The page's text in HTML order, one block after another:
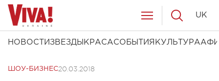
НОВОСТИ ЗВЕЗДЫ КРАСАСОБЫТИЯ КУЛЬТУРА
UK
ШОУ-БИЗНЕС20.03.2018